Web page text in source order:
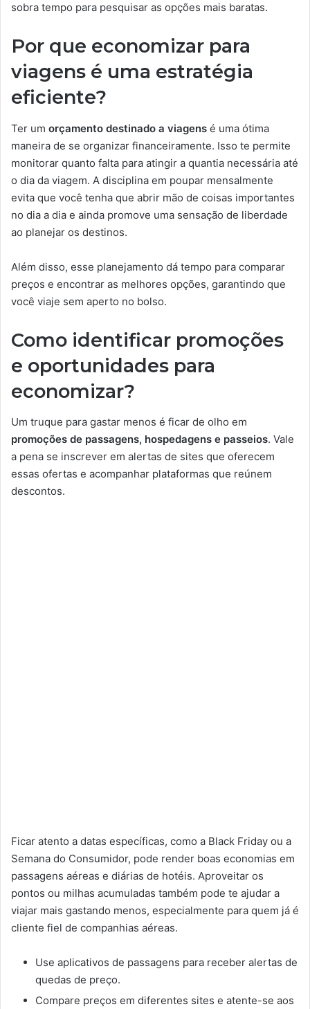
sobra tempo para pesquisar as opções mais baratas.
Por que economizar para
viagens é uma estratégia
eficiente?
Ter um orçamento destinado a viagens é uma ótima
maneira de se organizar financeiramente. Isso te permite
monitorar quanto falta para atingir a quantia necessária até
o dia da viagem. A disciplina em poupar mensalmente
evita que você tenha que abrir mão de coisas importantes
no dia a dia e ainda promove uma sensação de liberdade
ao planejar os destinos.
Além disso, esse planejamento dá tempo para comparar
preços e encontrar as melhores opções, garantindo que
você viaje sem aperto no bolso.
Como identificar promoções
e oportunidades para
economizar?
Um truque para gastar menos é ficar de olho em
promoções de passagens, hospedagens e passeios. Vale
a pena se inscrever em alertas de sites que oferecem
essas ofertas e acompanhar plataformas que reúnem
descontos.
Ficar atento a datas específicas, como a Black Friday ou a
Semana do Consumidor, pode render boas economias em
passagens aéreas e diárias de hotéis. Aproveitar os
pontos ou milhas acumuladas também pode te ajudar a
viajar mais gastando menos, especialmente para quem já é
cliente fiel de companhias aéreas.
Use aplicativos de passagens para receber alertas de
quedas de preço.
Compare preços em diferentes sites e atente-se aos